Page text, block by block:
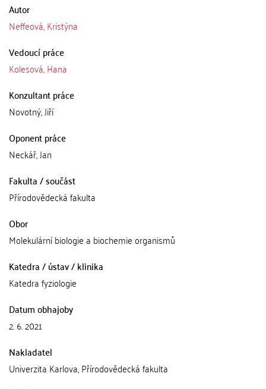
Autor
Neffeová, Kristýna
Vedoucí práce
Kolesová, Hana
Konzultant práce
Novotný, Jiří
Oponent práce
Neckář, Jan
Fakulta / součást
Přírodovědecká fakulta
Obor
Molekulární biologie a biochemie organismů
Katedra / ústav / klinika
Katedra fyziologie
Datum obhajoby
2. 6. 2021
Nakladatel
Univerzita Karlova, Přírodovědecká fakulta